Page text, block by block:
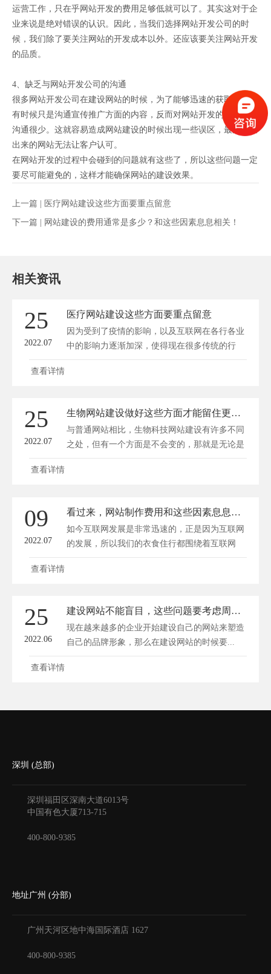
运营工作，只在乎网站开发的费用足够低就可以了。其实这对于企
业来说是绝对错误的认识。因此，当我们选择网站开发公司的时
候，我们除了要关注网站的开发成本以外。还应该要关注网站开发
的品质。
4、缺乏与网站开发公司的沟通
很多网站开发公司在建设网站的时候，为了能够迅速的获取流量，
有时候只是沟通宣传推广方面的内容，反而对网站开发的专业内容
沟通很少。这就容易造成网站建设的时候出现一些误区，最后开发
出来的网站无法让客户认可。
在网站开发的过程中会碰到的问题就有这些了，所以这些问题一定
要尽可能避免的，这样才能确保网站的建设效果。
上一篇 | 医疗网站建设这些方面要重点留意
下一篇 | 网站建设的费用通常是多少？和这些因素息息相关！
相关资讯
25
2022.07
医疗网站建设这些方面要重点留意
因为受到了疫情的影响，以及互联网在各行各业
中的影响力逐渐加深，使得现在很多传统的行
业...
查看详情
25
2022.07
生物网站建设做好这些方面才能留住更多访客
与普通网站相比，生物科技网站建设有许多不同
之处，但有一个方面是不会变的，那就是无论是
什...
查看详情
09
2022.07
看过来，网站制作费用和这些因素息息相关！
如今互联网发展是非常迅速的，正是因为互联网
的发展，所以我们的衣食住行都围绕着互联网
来...
查看详情
25
2022.06
建设网站不能盲目，这些问题要考虑周到！
现在越来越多的企业开始建设自己的网站来塑造
自己的品牌形象，那么在建设网站的时候要...
查看详情
深圳 (总部)
深圳福田区深南大道6013号
中国有色大厦713-715
400-800-9385
地址广州 (分部)
广州天河区地中海国际酒店 1627
400-800-9385